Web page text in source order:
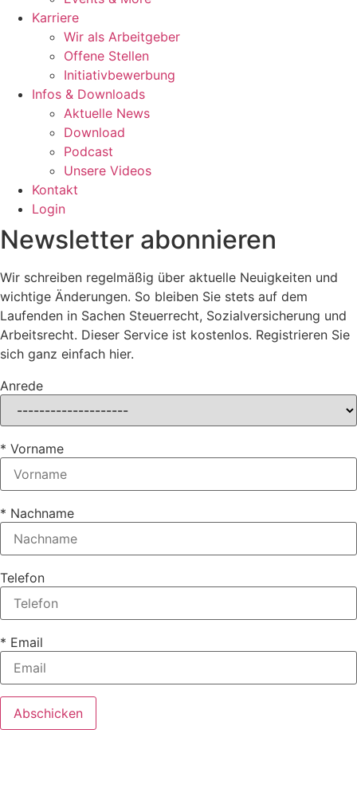
Karriere
Wir als Arbeitgeber
Offene Stellen
Initiativbewerbung
Infos & Downloads
Aktuelle News
Download
Podcast
Unsere Videos
Kontakt
Login
Newsletter abonnieren
Wir schreiben regelmäßig über aktuelle Neuigkeiten und
wichtige Änderungen. So bleiben Sie stets auf dem
Laufenden in Sachen Steuerrecht, Sozialversicherung und
Arbeitsrecht. Dieser Service ist kostenlos. Registrieren Sie
sich ganz einfach hier.
Anrede
* Vorname
* Nachname
Telefon
* Email